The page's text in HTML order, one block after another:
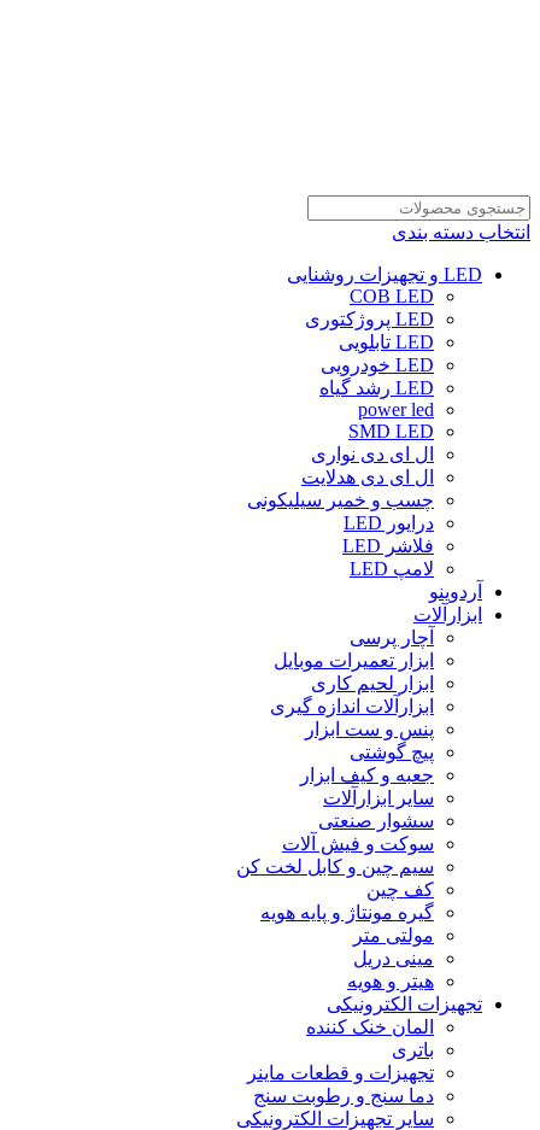
انتخاب دسته بندی
LED و تجهیزات روشنایی
COB LED
LED پروژکتوری
LED تابلویی
LED خودرویی
LED رشد گیاه
power led
SMD LED
ال ای دی نواری
ال ای دی هدلایت
چسب و خمیر سیلیکونی
درایور LED
فلاشر LED
لامپ LED
آردوینو
ابزارآلات
آچار پرسی
ابزار تعمیرات موبایل
ابزار لحیم کاری
ابزارآلات اندازه گیری
پنس و ست ابزار
پیچ گوشتی
جعبه و کیف ابزار
سایر ابزارآلات
سشوار صنعتی
سوکت و فیش آلات
سیم چین و کابل لخت کن
کف چین
گیره مونتاژ و پایه هویه
مولتی متر
مینی دریل
هیتر و هویه
تجهیزات الکترونیکی
المان خنک کننده
باتری
تجهیزات و قطعات ماینر
دما سنج و رطوبت سنج
سایر تجهیزات الکترونیکی